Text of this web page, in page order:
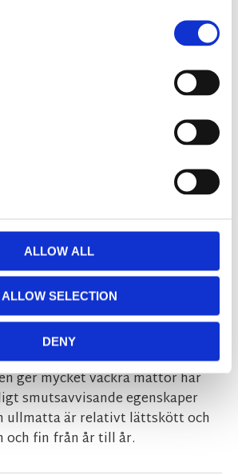
ALLOW ALL
ALLOW SELECTION
DENY
i fin kvalitet som bidrar till en
känsla i din inredning.
hand med en speciell teknik
är mjuk och skön att gå på och
vardagsrum eller sovrum.
är varje exemplar unikt,
kan alltså variera något från
Med Nature pryder du ditt hem
stycke hantverk. Ull är ett
många fina egenskaper.
ger mycket vackra mattor har
smutsavvisande egenskaper
ullmatta är relativt lättskött och
och fin från år till år.